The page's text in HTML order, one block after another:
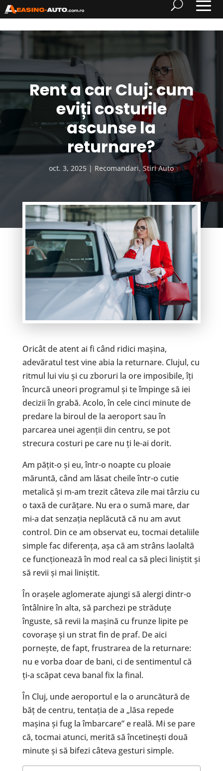
Rent a car Cluj: cum
eviți costurile
ascunse la
returnare?
oct. 3, 2025 Recomandari,Stiri Auto
Oricât de atent ai fi când ridici mașina,
adevăratul test vine abia la returnare. Clujul, cu
ritmul lui viu și cu zboruri la ore imposibile, îți
încurcă uneori programul și te împinge să iei
decizii în grabă. Acolo, în cele cinci minute de
predare la biroul de la aeroport sau în
parcarea unei agenții din centru, se pot
strecura costuri pe care nu ți le-ai dorit.
Am pățit-o și eu, într-o noapte cu ploaie
măruntă, când am lăsat cheile într-o cutie
metalică și m-am trezit câteva zile mai târziu cu
o taxă de curățare. Nu era o sumă mare, dar
mi-a dat senzația neplăcută că nu am avut
control. Din ce am observat eu, tocmai detaliile
simple fac diferența, așa că am strâns laolaltă
ce funcționează în mod real ca să pleci liniștit și
să revii și mai liniștit.
În orașele aglomerate ajungi să alergi dintr-o
întâlnire în alta, să parchezi pe străduțe
înguste, să revii la mașină cu frunze lipite pe
covorașe și un strat fin de praf. De aici
pornește, de fapt, frustrarea de la returnare:
nu e vorba doar de bani, ci de sentimentul că
ți-a scăpat ceva banal fix la final.
În Cluj, unde aeroportul e la o aruncătură de
băț de centru, tentația de a „lăsa repede
mașina și fug la îmbarcare” e reală. Mi se pare
că, tocmai atunci, merită să încetinești două
minute și să bifezi câteva gesturi simple.